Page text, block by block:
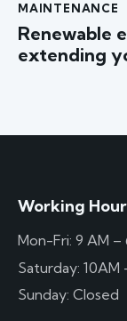
MAINTENANCE
Renewable
extending
Working
Mon-Fri: 9 AM –
Saturday: 10AM
Sunday: Closed